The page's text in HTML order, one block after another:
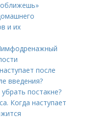
оближешь»
и их
после
введения?
постакне?
Когда наступает